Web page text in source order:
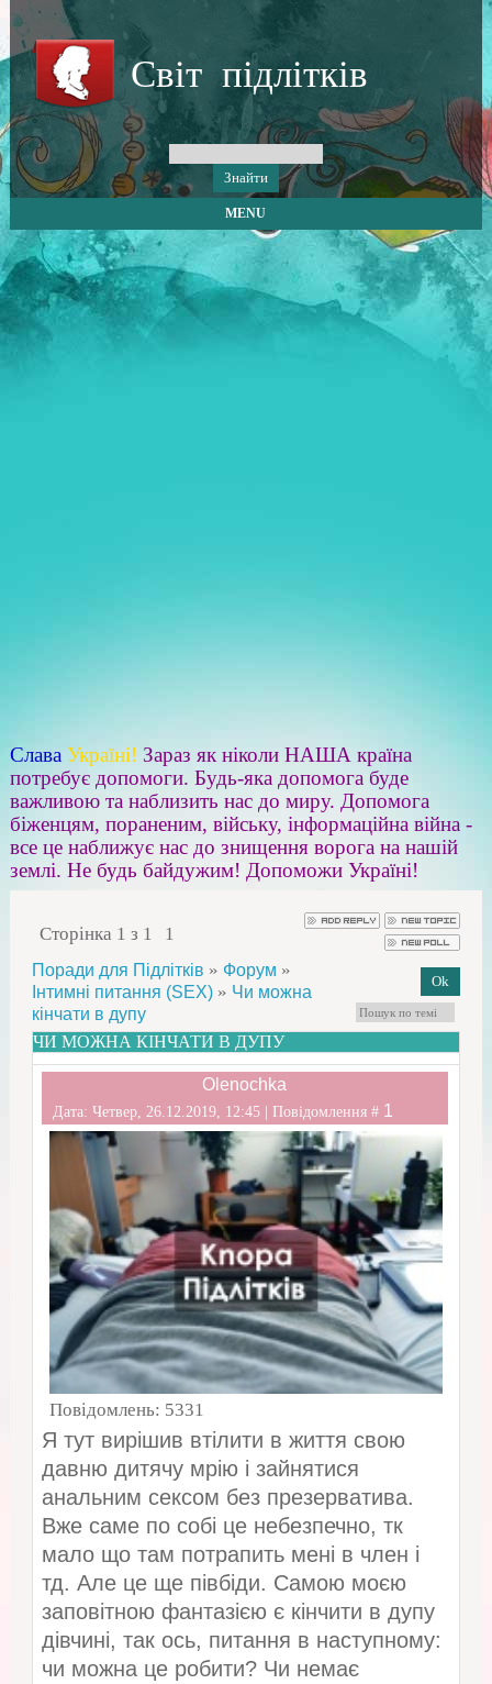
Світ підлітків
MENU
Слава Україні! Зараз як ніколи НАША країна
потребує допомоги. Будь-яка допомога буде
важливою та наблизить нас до миру. Допомога
біженцям, пораненим, війську, інформаційна війна -
все це наближує нас до знищення ворога на нашій
землі. Не будь байдужим! Допоможи Україні!
Сторінка 1 з 1 1
Поради для Підлітків » Форум »
Інтимні питання (SEX) » Чи можна
кінчати в дупу
ЧИ МОЖНА КІНЧАТИ В ДУПУ
Olenochka
Дата: Четвер, 26.12.2019, 12:45 | Повідомлення # 1
Повідомлень: 5331
Я тут вирішив втілити в життя свою
давню дитячу мрію і зайнятися
анальним сексом без презерватива.
Вже саме по собі це небезпечно, тк
мало що там потрапить мені в член і
тд. Але це ще півбіди. Самою моєю
заповітною фантазією є кінчити в дупу
дівчині, так ось, питання в наступному:
чи можна це робити? Чи немає